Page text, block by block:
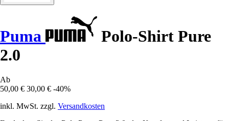
Puma
Polo-Shirt Pure
2.0
Ab
50,00 € 30,00 € -40%
inkl. MwSt. zzgl. Versandkosten